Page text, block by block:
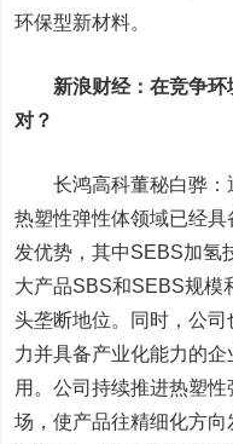
环保型新材料。
新浪财经：在竞争
对？
长鸿高科董秘白骅：
热塑性弹性体领域已经
发优势，其中SEBS加氢
大产品SBS和SEBS规模
头垄断地位。同时，公
力并具备产业化能力的
用。公司持续推进热塑
场，使产品往精细化方向